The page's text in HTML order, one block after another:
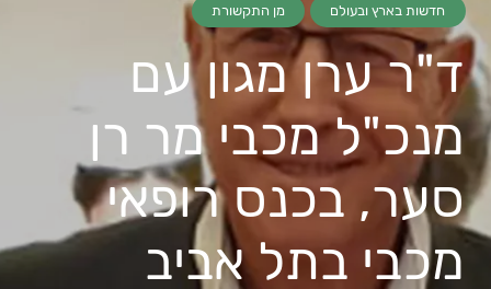
חדשות בארץ ובעולם מן התקשורת
ד"ר ערן מגון עם
מנכ"ל מכבי מר רן
סער, בכנס רופאי
מכבי בתל אביב